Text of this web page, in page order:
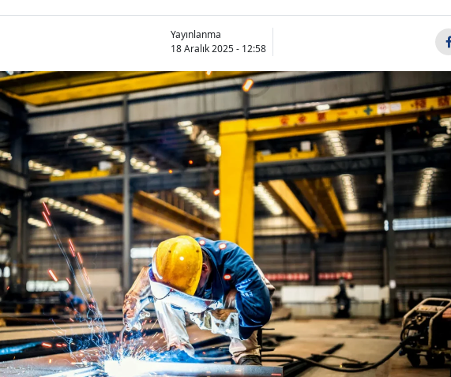
Yayınlanma
18 Aralık 2025 - 12:58